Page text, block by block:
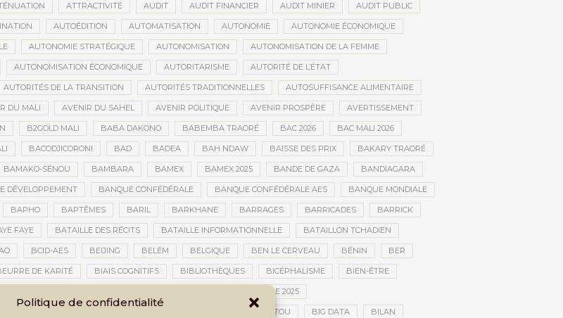
Politique de confidentialité
ATTRACTIVITÉ AUDIT AUDIT FINANCIER AUDIT MINIER AUDIT PUBLIC
AUTOÉDITION AUTOMATISATION AUTONOMIE AUTONOMIE ÉCONOMIQUE
AUTONOMIE STRATÉGIQUE AUTONOMISATION AUTONOMISATION DE LA FEMME
AUTONOMISATION ÉCONOMIQUE AUTORITARISME AUTORITÉ DE L’ÉTAT
AUTORITÉS DE LA TRANSITION AUTORITÉS TRADITIONNELLES AUTOSUFFISANCE ALIMENTAIRE
DU MALI AVENIR DU SAHEL AVENIR POLITIQUE AVENIR PROSPÈRE AVERTISSEMENT
B2GOLD MALI BABA DAKONO BABEMBA TRAORÉ BAC 2026 BAC MALI 2026
BACODJICORONI BAD BADEA BAH NDAW BAISSE DES PRIX BAKARY TRAORÉ
BAMAKO-SÉNOU BAMBARA BAMEX BAMEX 2025 BANDE DE GAZA BANDIAGARA
DÉVELOPPEMENT BANQUE CONFÉDÉRALE BANQUE CONFÉDÉRALE AES BANQUE MONDIALE
BAPHO BAPTÊMES BARIL BARKHANE BARRAGES BARRICADES BARRICK
FAYE BATAILLE DES RÉCITS BATAILLE INFORMATIONNELLE BATAILLON TCHADIEN
BCID-AES BEIJING BELÉM BELGIQUE BEN LE CERVEAU BÉNIN BER
DE KARITÉ BIAIS COGNITIFS BIBLIOTHÈQUES BICÉPHALISME BIEN-ÊTRE
BIENNALE ARTISTIQUE ET CULTURELLE 2025
ET CULTURELLE TOMBOUCTOU 2025 BIENNALE DE TOMBOUCTOU BIG DATA BILAN